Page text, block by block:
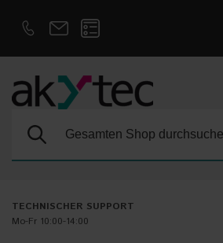
Suche:
TECHNISCHER SUPPORT
Mo-Fr 10:00-14:00